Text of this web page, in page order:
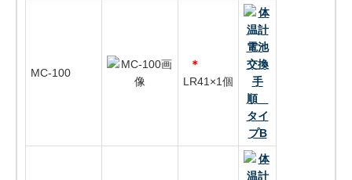
MC-100
＊
LR41×1個